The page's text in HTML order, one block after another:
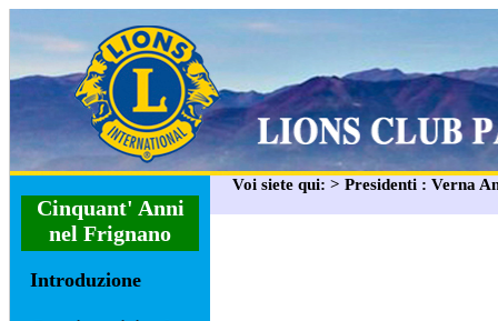
Cinquant' Anni
nel Frignano
Introduzione
Voi siete qui: > Presidenti : Verna